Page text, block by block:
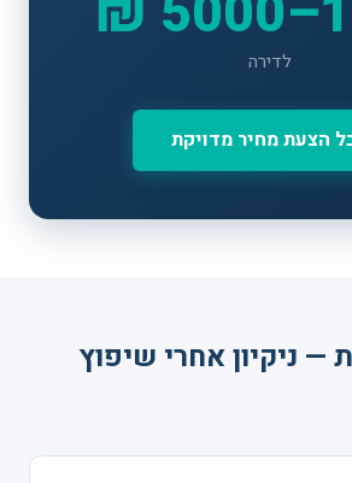
לדירה
הצעת מחיר מדויקת
— ניקיון אחרי שיפוץ